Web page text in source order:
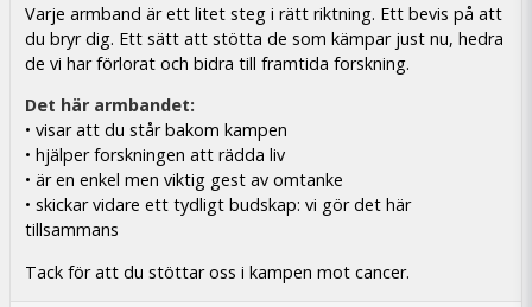
Varje armband är ett litet steg i rätt riktning. Ett bevis på att
du bryr dig. Ett sätt att stötta de som kämpar just nu, hedra
de vi har förlorat och bidra till framtida forskning.
Det här armbandet:
• visar att du står bakom kampen
• hjälper forskningen att rädda liv
• är en enkel men viktig gest av omtanke
• skickar vidare ett tydligt budskap: vi gör det här
tillsammans
Tack för att du stöttar oss i kampen mot cancer.